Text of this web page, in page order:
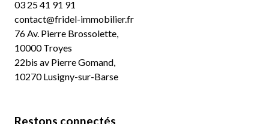
03 25 41 91 91
contact@fridel-immobilier.fr
76 Av. Pierre Brossolette,
10000 Troyes
22bis av Pierre Gomand,
10270 Lusigny-sur-Barse
Restons connectés